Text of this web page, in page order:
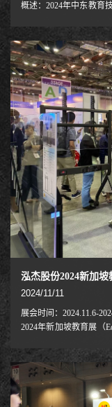
概述：2024年中东教育
构及学校决策者。本
题，聚焦智能硬件、数
自50余国家的800+参展
伯、卡塔尔等中东重点
心系列产
泓杰股份2024新加
2024/11/11
展会时间：2024.11.6-
2024年新加坡教育展（
展商及超20,000名专业
变革**”为主题，聚焦
域，为教育行业从业者
司参展情况：本次展会